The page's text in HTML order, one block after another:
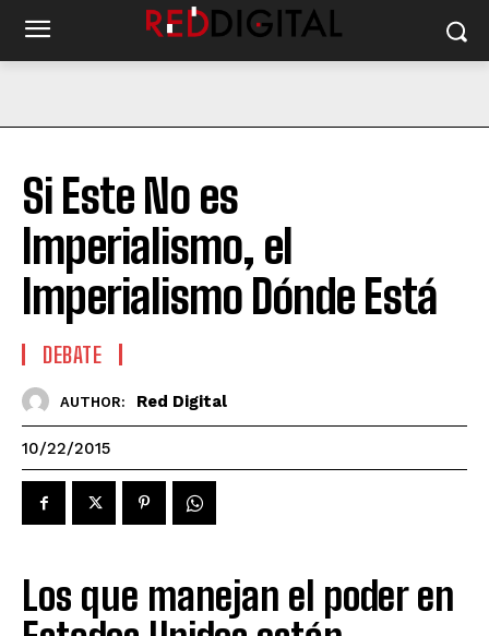
Si Este No es
Imperialismo, el
Imperialismo Dónde Está
DEBATE
AUTHOR: Red Digital
10/22/2015
Los que manejan el poder en